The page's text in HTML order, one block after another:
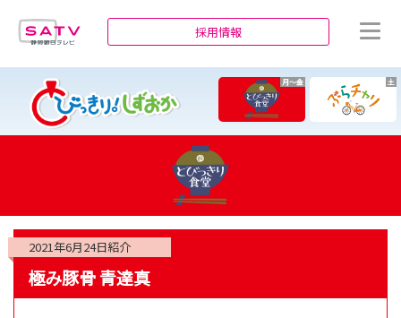
採用情報
月～金 土
2021年6月24日紹介
極み豚骨 青達真